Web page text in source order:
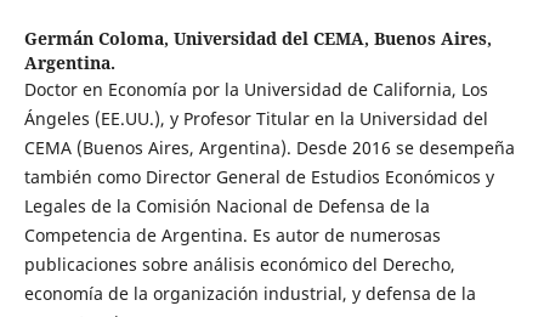
Germán Coloma, Universidad del CEMA, Buenos Aires,
Argentina.
Doctor en Economía por la Universidad de California, Los
Ángeles (EE.UU.), y Profesor Titular en la Universidad del
CEMA (Buenos Aires, Argentina). Desde 2016 se desempeña
también como Director General de Estudios Económicos y
Legales de la Comisión Nacional de Defensa de la
Competencia de Argentina. Es autor de numerosas
publicaciones sobre análisis económico del Derecho,
economía de la organización industrial, y defensa de la